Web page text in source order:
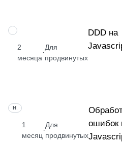
НАВЫК
2
месяца
·
Для
продвинутых
DDD на
НАВЫК
1
месяц
·
Для
продвинутых
ошибок